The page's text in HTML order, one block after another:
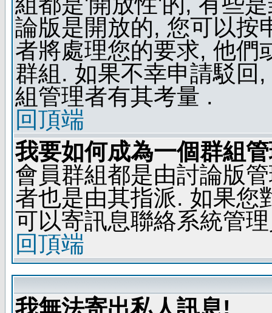
論版是開放的, 您可以按
者將處理您的要求, 他們
群組. 如果不幸申請駁回
組管理者有其考量 .
回頂端
我要如何成為一個群組
會員群組都是由討論版
者也是由其指派. 如果您
可以寄訊息聯絡系統管
回頂端